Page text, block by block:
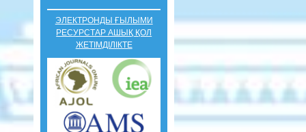
ЭЛЕКТРОНДЫ ҒЫЛЫМИ
РЕСУРСТАР АШЫҚ ҚОЛ
ЖЕТІМДІЛІКТЕ